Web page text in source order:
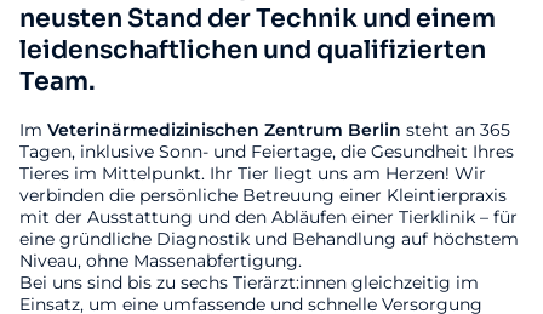
neusten Stand der Technik und einem
leidenschaftlichen und qualifizierten
Team.
Im Veterinärmedizinischen Zentrum Berlin steht an 365
Tagen, inklusive Sonn- und Feiertage, die Gesundheit Ihres
Tieres im Mittelpunkt. Ihr Tier liegt uns am Herzen! Wir
verbinden die persönliche Betreuung einer Kleintierpraxis
mit der Ausstattung und den Abläufen einer Tierklinik – für
eine gründliche Diagnostik und Behandlung auf höchstem
Niveau, ohne Massenabfertigung.
Bei uns sind bis zu sechs Tierärzt:innen gleichzeitig im
Einsatz, um eine umfassende und schnelle Versorgung